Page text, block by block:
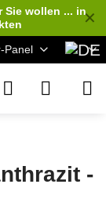
✕
Sie wollen ... in
Panel
-